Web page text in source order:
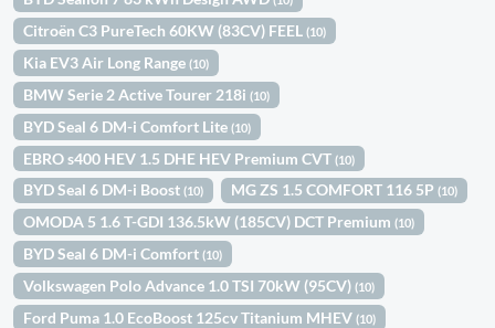
Citroën C3 PureTech 60KW (83CV) FEEL(10)
Kia EV3 Air Long Range(10)
BMW Serie 2 Active Tourer 218i(10)
BYD Seal 6 DM-i Comfort Lite(10)
EBRO s400 HEV 1.5 DHE HEV Premium CVT(10)
BYD Seal 6 DM-i Boost(10) MG ZS 1.5 COMFORT 116 5P(10)
OMODA 5 1.6 T-GDI 136.5kW (185CV) DCT Premium(10)
BYD Seal 6 DM-i Comfort(10)
Volkswagen Polo Advance 1.0 TSI 70kW (95CV)(10)
Ford Puma 1.0 EcoBoost 125cv Titanium MHEV(10)